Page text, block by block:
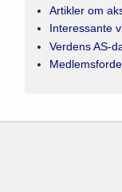
Artikler om
Interessante
Verdens AS-